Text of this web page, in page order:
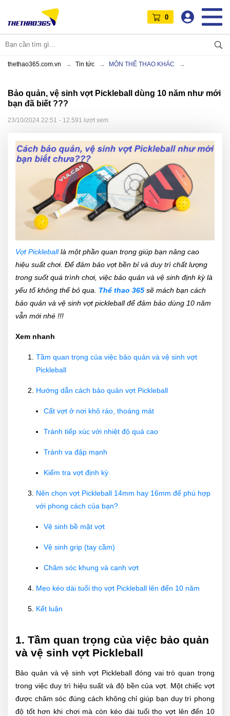
0
thethao365.com.vn Tin tức MÔN THỂ THAO KHÁC
Bảo quản, vệ sinh vợt Pickleball dùng 10 năm như mới
bạn đã biết ???
23/10/2024 22:51 - 12.591 lượt xem
Vợt Pickleballlà một phần quan trọng giúp bạn nâng cao
hiệu suất chơi. Để đảm bảo vợt bền bỉ và duy trì chất lượng
trong suốt quá trình chơi, việc bảo quản và vệ sinh định kỳ là
yếu tố không thể bỏ qua. Thể thao 365 sẽ mách bạn cách
bảo quản và vệ sinh vợt pickleball để đảm bảo dùng 10 năm
vẫn mới nhé !!!
Xem nhanh
Tầm quan trọng của việc bảo quản và vệ sinh vợt
Pickleball
Hướng dẫn cách bảo quản vợt Pickleball
Cất vợt ở nơi khô ráo, thoáng mát
Tránh tiếp xúc với nhiệt độ quá cao
Tránh va đập mạnh
Kiểm tra vợt định kỳ
Nên chọn vợt Pickleball 14mm hay 16mm để phù hợp
với phong cách của bạn?
Vệ sinh bề mặt vợt
Vệ sinh grip (tay cầm)
Chăm sóc khung và cạnh vợt
Mẹo kéo dài tuổi thọ vợt Pickleball lên đến 10 năm
Kết luận
1. Tầm quan trọng của việc bảo quản
và vệ sinh vợt Pickleball
Bảo quản và vệ sinh vợt Pickleball đóng vai trò quan trọng
trong việc duy trì hiệu suất và độ bền của vợt. Một chiếc vợt
được chăm sóc đúng cách không chỉ giúp bạn duy trì phong
độ tốt hơn khi chơi mà còn kéo dài tuổi thọ vợt lên đến 10